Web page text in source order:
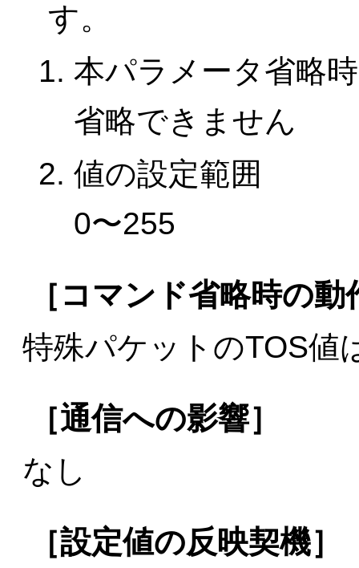
す。
本パラメータ省略
省略できません
値の設定範囲
0〜255
［コマンド省略時の動
特殊パケットのTOS値
［通信への影響］
なし
［設定値の反映契機］